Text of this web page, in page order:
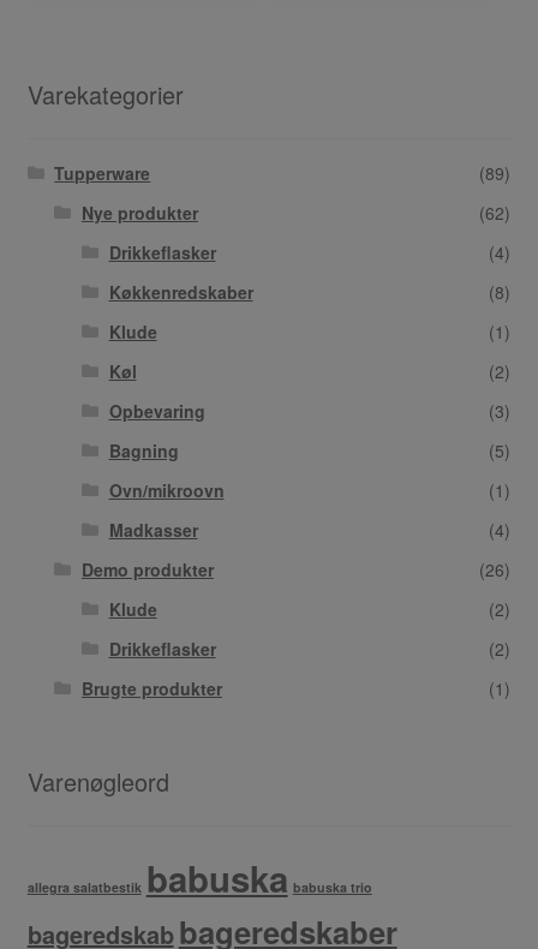
Varekategorier
Tupperware
(89)
Nye produkter
(62)
Drikkeflasker
(4)
Køkkenredskaber
(8)
Klude
(1)
Køl
(2)
Opbevaring
(3)
Bagning
(5)
Ovn/mikroovn
(1)
Madkasser
(4)
Demo produkter
(26)
Klude
(2)
Drikkeflasker
(2)
Brugte produkter
(1)
Varenøgleord
allegra salatbestik babuska babuska trio
bageredskabbageredskaber